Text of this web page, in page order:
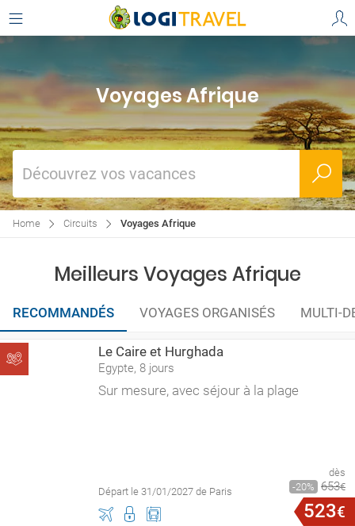
Voyages Afrique
Découvrez vos vacances
Home Circuits Voyages Afrique
Meilleurs Voyages Afrique
RECOMMANDÉS VOYAGES ORGANISÉS MULTI-
Le Caire et Hurghada
Egypte, 8 jours
Sur mesure, avec séjour à la plage
Départ le 31/01/2027 de Paris
dès
20
653€
523€